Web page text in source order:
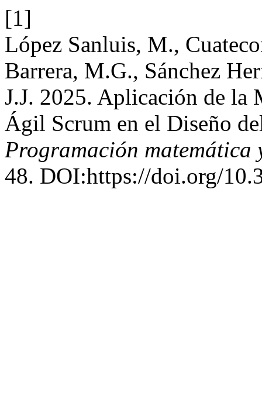
[1]
López Sanluis, M.,
Barrera, M.G., Sánchez
J.J. 2025. Aplicación de la
Ágil Scrum en el Diseño
Programación matemática
48. DOI:https://doi.org/